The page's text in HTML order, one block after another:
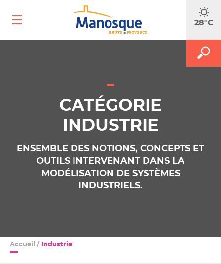
28°C
le
le
Ouvrir
CATÉGORIE
INDUSTRIE
ENSEMBLE DES NOTIONS, CONCEPTS ET
OUTILS INTERVENANT DANS LA
MODÉLISATION DE SYSTÈMES
INDUSTRIELS.
Accueil / Industrie